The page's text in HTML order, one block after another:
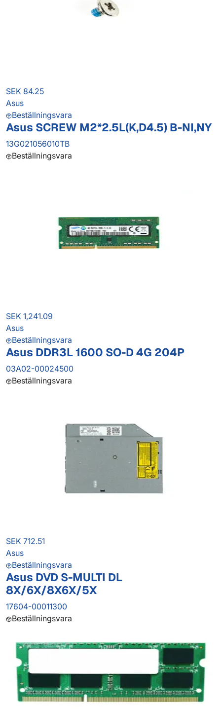
SEK 84.25
Asus
Beställningsvara
Asus SCREW M2*2.5L(K,D4.5) B-NI,NY
13G021056010TB
Beställningsvara
SEK 1,241.09
Asus
Beställningsvara
Asus DDR3L 1600 SO-D 4G 204P
03A02-00024500
Beställningsvara
SEK 712.51
Asus
Beställningsvara
Asus DVD S-MULTI DL
8X/6X/8X6X/5X
17604-00011300
Beställningsvara